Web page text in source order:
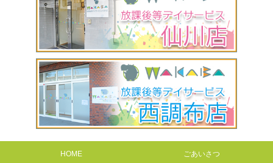
HOME
ごあいさつ